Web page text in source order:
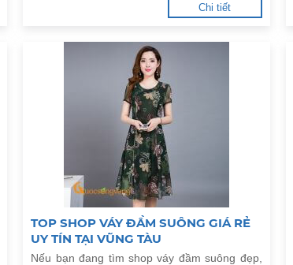
Chi tiết
TOP SHOP VÁY ĐẦM SUÔNG GIÁ RẺ
UY TÍN TẠI VŨNG TÀU
Nếu bạn đang tìm shop váy đầm suông đẹp,